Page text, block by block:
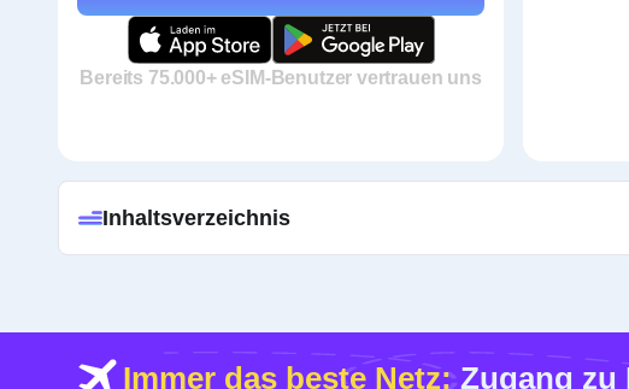
Bereits 75.000+ eSIM-Benutzer vertrauen uns
Inhaltsverzeichnis
Immer das beste Netz:Zugang zu